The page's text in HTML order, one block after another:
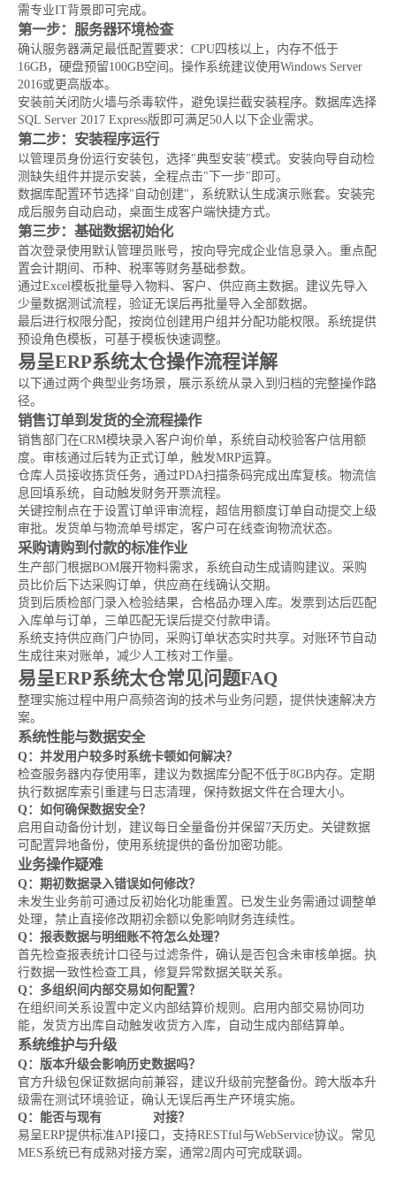
需专业IT背景即可完成。
第一步：服务器环境检查
确认服务器满足最低配置要求：CPU四核以上，内存不低于
16GB，硬盘预留100GB空间。操作系统建议使用Windows Server
2016或更高版本。
安装前关闭防火墙与杀毒软件，避免误拦截安装程序。数据库选择
SQL Server 2017 Express版即可满足50人以下企业需求。
第二步：安装程序运行
以管理员身份运行安装包，选择"典型安装"模式。安装向导自动检
测缺失组件并提示安装，全程点击"下一步"即可。
数据库配置环节选择"自动创建"，系统默认生成演示账套。安装完
成后服务自动启动，桌面生成客户端快捷方式。
第三步：基础数据初始化
首次登录使用默认管理员账号，按向导完成企业信息录入。重点配
置会计期间、币种、税率等财务基础参数。
通过Excel模板批量导入物料、客户、供应商主数据。建议先导入
少量数据测试流程，验证无误后再批量导入全部数据。
最后进行权限分配，按岗位创建用户组并分配功能权限。系统提供
预设角色模板，可基于模板快速调整。
易呈ERP系统太仓操作流程详解
以下通过两个典型业务场景，展示系统从录入到归档的完整操作路
径。
销售订单到发货的全流程操作
销售部门在CRM模块录入客户询价单，系统自动校验客户信用额
度。审核通过后转为正式订单，触发MRP运算。
仓库人员接收拣货任务，通过PDA扫描条码完成出库复核。物流信
息回填系统，自动触发财务开票流程。
关键控制点在于设置订单评审流程，超信用额度订单自动提交上级
审批。发货单与物流单号绑定，客户可在线查询物流状态。
采购请购到付款的标准作业
生产部门根据BOM展开物料需求，系统自动生成请购建议。采购
员比价后下达采购订单，供应商在线确认交期。
货到后质检部门录入检验结果，合格品办理入库。发票到达后匹配
入库单与订单，三单匹配无误后提交付款申请。
系统支持供应商门户协同，采购订单状态实时共享。对账环节自动
生成往来对账单，减少人工核对工作量。
易呈ERP系统太仓常见问题FAQ
整理实施过程中用户高频咨询的技术与业务问题，提供快速解决方
案。
系统性能与数据安全
Q：并发用户较多时系统卡顿如何解决？
检查服务器内存使用率，建议为数据库分配不低于8GB内存。定期
执行数据库索引重建与日志清理，保持数据文件在合理大小。
Q：如何确保数据安全？
启用自动备份计划，建议每日全量备份并保留7天历史。关键数据
可配置异地备份，使用系统提供的备份加密功能。
业务操作疑难
Q：期初数据录入错误如何修改？
未发生业务前可通过反初始化功能重置。已发生业务需通过调整单
处理，禁止直接修改期初余额以免影响财务连续性。
Q：报表数据与明细账不符怎么处理？
首先检查报表统计口径与过滤条件，确认是否包含未审核单据。执
行数据一致性检查工具，修复异常数据关联关系。
Q：多组织间内部交易如何配置？
在组织间关系设置中定义内部结算价规则。启用内部交易协同功
能，发货方出库自动触发收货方入库，自动生成内部结算单。
系统维护与升级
Q：版本升级会影响历史数据吗？
官方升级包保证数据向前兼容，建议升级前完整备份。跨大版本升
级需在测试环境验证，确认无误后再生产环境实施。
Q：能否与现有
对接？
易呈ERP提供标准API接口，支持RESTful与WebService协议。常见
MES系统已有成熟对接方案，通常2周内可完成联调。